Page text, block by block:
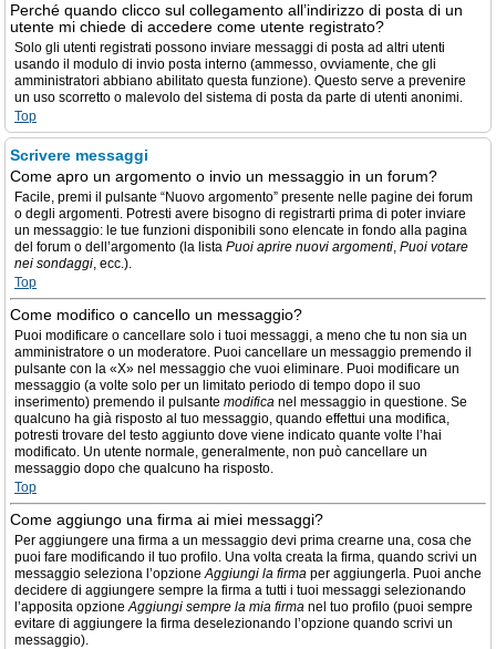
Perché quando clicco sul collegamento all’indirizzo di posta di un
utente mi chiede di accedere come utente registrato?
Solo gli utenti registrati possono inviare messaggi di posta ad altri utenti
usando il modulo di invio posta interno (ammesso, ovviamente, che gli
amministratori abbiano abilitato questa funzione). Questo serve a prevenire
un uso scorretto o malevolo del sistema di posta da parte di utenti anonimi.
Top
Scrivere messaggi
Come apro un argomento o invio un messaggio in un forum?
Facile, premi il pulsante “Nuovo argomento” presente nelle pagine dei forum
o degli argomenti. Potresti avere bisogno di registrarti prima di poter inviare
un messaggio: le tue funzioni disponibili sono elencate in fondo alla pagina
del forum o dell’argomento (la lista Puoi aprire nuovi argomenti, Puoi votare
nei sondaggi, ecc.).
Top
Come modifico o cancello un messaggio?
Puoi modificare o cancellare solo i tuoi messaggi, a meno che tu non sia un
amministratore o un moderatore. Puoi cancellare un messaggio premendo il
pulsante con la «X» nel messaggio che vuoi eliminare. Puoi modificare un
messaggio (a volte solo per un limitato periodo di tempo dopo il suo
inserimento) premendo il pulsante modifica nel messaggio in questione. Se
qualcuno ha già risposto al tuo messaggio, quando effettui una modifica,
potresti trovare del testo aggiunto dove viene indicato quante volte l’hai
modificato. Un utente normale, generalmente, non può cancellare un
messaggio dopo che qualcuno ha risposto.
Top
Come aggiungo una firma ai miei messaggi?
Per aggiungere una firma a un messaggio devi prima crearne una, cosa che
puoi fare modificando il tuo profilo. Una volta creata la firma, quando scrivi un
messaggio seleziona l’opzioneAggiungi la firma per aggiungerla. Puoi anche
decidere di aggiungere sempre la firma a tutti i tuoi messaggi selezionando
l’apposita opzioneAggiungi sempre la mia firma nel tuo profilo (puoi sempre
evitare di aggiungere la firma deselezionando l’opzione quando scrivi un
messaggio).